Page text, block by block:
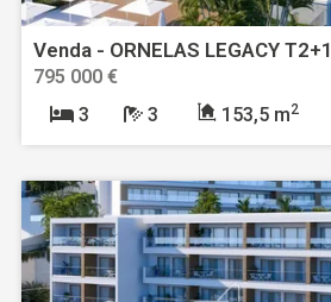
Venda - ORNELAS LEGACY T2+1
795 000 €
3
3 153,5 m2